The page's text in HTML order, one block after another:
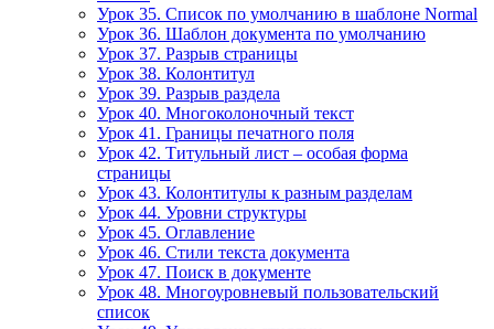
Урок 35. Список по умолчанию в шаблоне Normal
Урок 36. Шаблон документа по умолчанию
Урок 37. Разрыв страницы
Урок 38. Колонтитул
Урок 39. Разрыв раздела
Урок 40. Многоколоночный текст
Урок 41. Границы печатного поля
Урок 42. Титульный лист – особая форма
страницы
Урок 43. Колонтитулы к разным разделам
Урок 44. Уровни структуры
Урок 45. Оглавление
Урок 46. Стили текста документа
Урок 47. Поиск в документе
Урок 48. Многоуровневый пользовательский
список